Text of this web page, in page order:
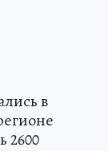
в
2600